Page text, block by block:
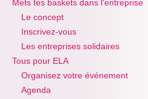
Mets tes baskets dans l'entreprise
Le concept
Inscrivez-vous
Les entreprises solidaires
Tous pour ELA
Organisez votre événement
Agenda